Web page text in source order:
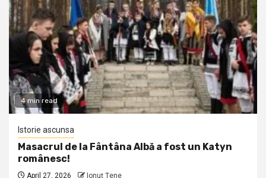
4 min read
Istorie ascunsa
Masacrul de la Fântâna Albă a fost un Katyn
românesc!
April 27, 2026 Ionuţ Ţene